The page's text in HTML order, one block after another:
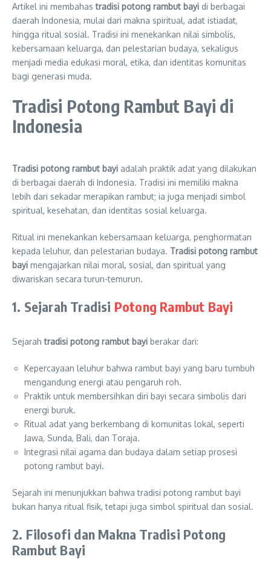
Artikel ini membahastradisi potong rambut bayi di berbagai
daerah Indonesia, mulai dari makna spiritual, adat istiadat,
hingga ritual sosial. Tradisi ini menekankan nilai simbolis,
kebersamaan keluarga, dan pelestarian budaya, sekaligus
menjadi media edukasi moral, etika, dan identitas komunitas
bagi generasi muda.
Tradisi Potong Rambut Bayi di
Indonesia
Tradisi potong rambut bayi adalah praktik adat yang dilakukan
di berbagai daerah di Indonesia. Tradisi ini memiliki makna
lebih dari sekadar merapikan rambut; ia juga menjadi simbol
spiritual, kesehatan, dan identitas sosial keluarga.
Ritual ini menekankan kebersamaan keluarga, penghormatan
kepada leluhur, dan pelestarian budaya. Tradisi potong rambut
bayi mengajarkan nilai moral, sosial, dan spiritual yang
diwariskan secara turun-temurun.
1. Sejarah Tradisi Potong Rambut Bayi
Sejarahtradisi potong rambut bayi berakar dari:
Kepercayaan leluhur bahwa rambut bayi yang baru tumbuh
mengandung energi atau pengaruh roh.
Praktik untuk membersihkan diri bayi secara simbolis dari
energi buruk.
Ritual adat yang berkembang di komunitas lokal, seperti
Jawa, Sunda, Bali, dan Toraja.
Integrasi nilai agama dan budaya dalam setiap prosesi
potong rambut bayi.
Sejarah ini menunjukkan bahwa tradisi potong rambut bayi
bukan hanya ritual fisik, tetapi juga simbol spiritual dan sosial.
2. Filosofi dan Makna Tradisi Potong
Rambut Bayi